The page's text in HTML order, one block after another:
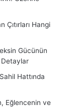
Çıtırları Hangi
Gücünün
Detaylar
Hattında
Eğlencenin ve